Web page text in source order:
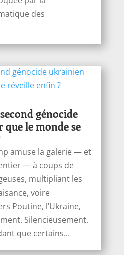
des
génocide
le monde se
amuse la galerie — et
— à coups de
multipliant les
voire
Poutine, l’Ukraine,
Silencieusement.
que certains...